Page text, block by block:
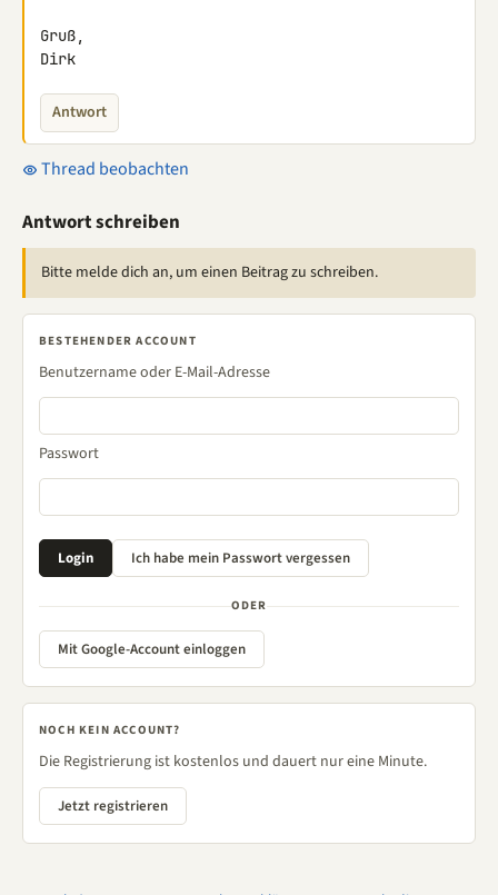
Gruß,
Dirk
Antwort
Thread beobachten
Antwort schreiben
Bitte melde dich an, um einen Beitrag zu schreiben.
BESTEHENDER ACCOUNT
Benutzername oder E-Mail-Adresse
Passwort
ODER
Mit Google-Account einloggen
NOCH KEIN ACCOUNT?
Die Registrierung ist kostenlos und dauert nur eine Minute.
Jetzt registrieren